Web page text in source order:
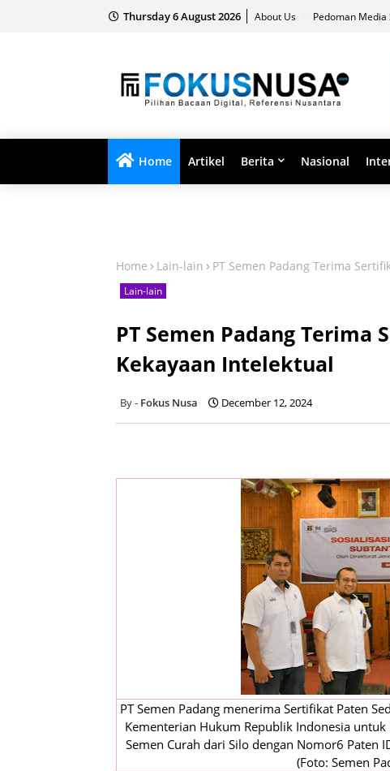
Thursday 6 August 2026 About Us Pedoman Media
Home Artikel Berita Nasional
Home Lain-lain PT Semen Padang Terima
Lain-lain
PT Semen Padang
Kekayaan Intelektual
Fokus Nusa December 12, 2024
PT Semen Padang menerima Sertifikat Paten
Kementerian Hukum Republik Indonesia
Semen Curah dari Silo dengan Nomor6
(Foto: Semen